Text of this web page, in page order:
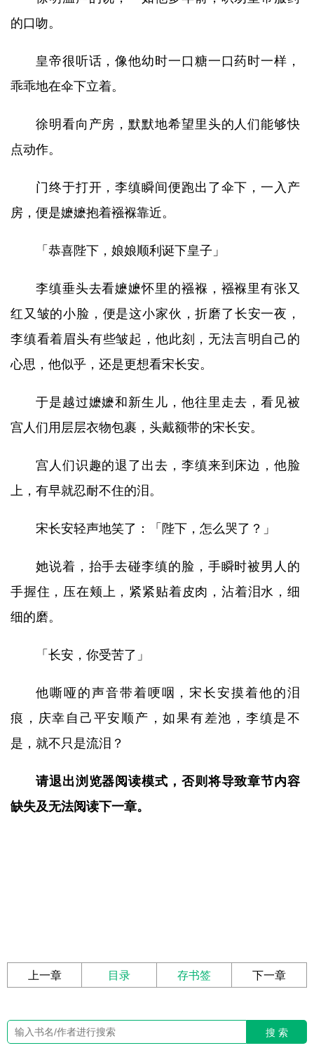
的口吻。
皇帝很听话，像他幼时一口糖一口药时一样，
乖乖地在伞下立着。
徐明看向产房，默默地希望里头的人们能够快
点动作。
门终于打开，李缜瞬间便跑出了伞下，一入产
房，便是嬷嬷抱着襁褓靠近。
「恭喜陛下，娘娘顺利诞下皇子」
李缜垂头去看嬷嬷怀里的襁褓，襁褓里有张又
红又皱的小脸，便是这小家伙，折磨了长安一夜，
李缜看着眉头有些皱起，他此刻，无法言明自己的
心思，他似乎，还是更想看宋长安。
于是越过嬷嬷和新生儿，他往里走去，看见被
宫人们用层层衣物包裹，头戴额带的宋长安。
宫人们识趣的退了出去，李缜来到床边，他脸
上，有早就忍耐不住的泪。
宋长安轻声地笑了：「陛下，怎么哭了？」
她说着，抬手去碰李缜的脸，手瞬时被男人的
手握住，压在颊上，紧紧贴着皮肉，沾着泪水，细
细的磨。
「长安，你受苦了」
他嘶哑的声音带着哽咽，宋长安摸着他的泪
痕，庆幸自己平安顺产，如果有差池，李缜是不
是，就不只是流泪？
请退出浏览器阅读模式，否则将导致章节内容
缺失及无法阅读下一章。
上一章 目录 存书签 下一章
搜 索